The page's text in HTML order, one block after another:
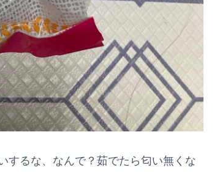
するな、なんで？茹でたら匂い無くな